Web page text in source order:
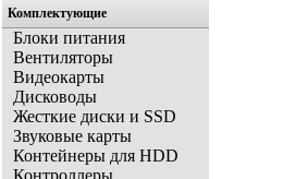
Комплектующие
Блоки питания
Вентиляторы
Видеокарты
Дисководы
Жесткие диски и SSD
Звуковые карты
Контейнеры для HDD